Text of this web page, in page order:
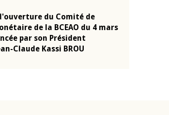
du Comité de
de la BCEAO du 4 mars
par son Président
Claude Kassi BROU